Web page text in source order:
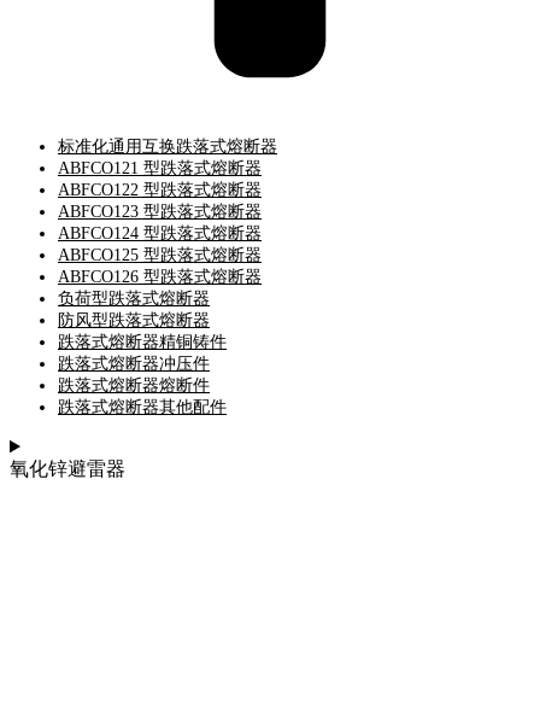
标准化通用互换跌落式熔断器
ABFCO121 型跌落式熔断器
ABFCO122 型跌落式熔断器
ABFCO123 型跌落式熔断器
ABFCO124 型跌落式熔断器
ABFCO125 型跌落式熔断器
ABFCO126 型跌落式熔断器
负荷型跌落式熔断器
防风型跌落式熔断器
跌落式熔断器精铜铸件
跌落式熔断器冲压件
跌落式熔断器熔断件
跌落式熔断器其他配件
氧化锌避雷器